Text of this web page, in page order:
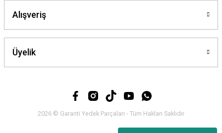
Alışveriş
Üyelik
2026 © Garanti Yedek Parçaları - Tüm Hakları Saklıdır